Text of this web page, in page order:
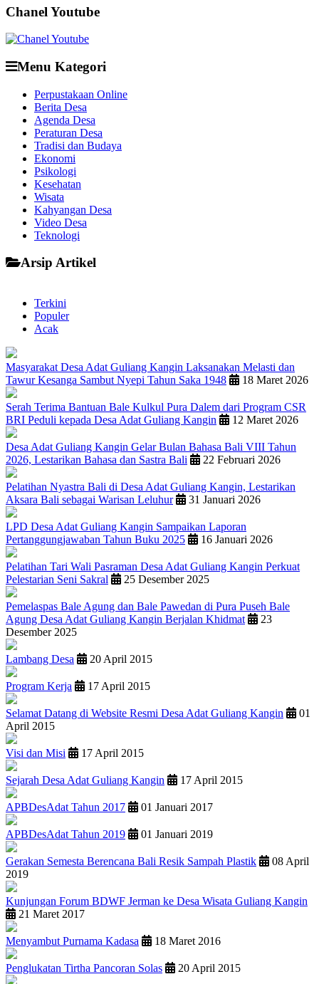
Chanel Youtube
Menu Kategori
Perpustakaan Online
Berita Desa
Agenda Desa
Peraturan Desa
Tradisi dan Budaya
Ekonomi
Psikologi
Kesehatan
Wisata
Kahyangan Desa
Video Desa
Teknologi
Arsip Artikel
Terkini
Populer
Acak
Masyarakat Desa Adat Guliang Kangin Laksanakan Melasti dan
Tawur Kesanga Sambut Nyepi Tahun Saka 1948
18 Maret 2026
Serah Terima Bantuan Bale Kulkul Pura Dalem dari Program CSR
BRI Peduli kepada Desa Adat Guliang Kangin
12 Maret 2026
Desa Adat Guliang Kangin Gelar Bulan Bahasa Bali VIII Tahun
2026, Lestarikan Bahasa dan Sastra Bali
22 Februari 2026
Pelatihan Nyastra Bali di Desa Adat Guliang Kangin, Lestarikan
Aksara Bali sebagai Warisan Leluhur
31 Januari 2026
LPD Desa Adat Guliang Kangin Sampaikan Laporan
Pertanggungjawaban Tahun Buku 2025
16 Januari 2026
Pelatihan Tari Wali Pasraman Desa Adat Guliang Kangin Perkuat
Pelestarian Seni Sakral
25 Desember 2025
Pemelaspas Bale Agung dan Bale Pawedan di Pura Puseh Bale
Agung Desa Adat Guliang Kangin Berjalan Khidmat
23
Desember 2025
Lambang Desa 20 April 2015
Program Kerja 17 April 2015
Selamat Datang di Website Resmi Desa Adat Guliang Kangin
01
April 2015
Visi dan Misi 17 April 2015
Sejarah Desa Adat Guliang Kangin 17 April 2015
APBDesAdat Tahun 2017 01 Januari 2017
APBDesAdat Tahun 2019 01 Januari 2019
Gerakan Semesta Berencana Bali Resik Sampah Plastik
08 April
2019
Kunjungan Forum BDWF Jerman ke Desa Wisata Guliang Kangin
21 Maret 2017
Menyambut Purnama Kadasa 18 Maret 2016
Penglukatan Tirtha Pancoran Solas 20 April 2015